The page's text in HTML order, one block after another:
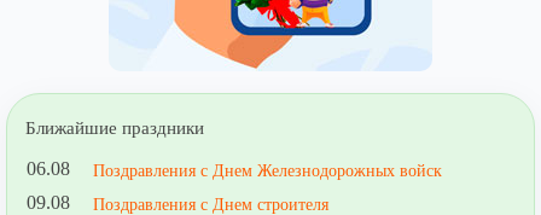
Ближайшие праздники
06.08 Поздравления с Днем Железнодорожных войск
09.08
Поздравления с Днем строителя